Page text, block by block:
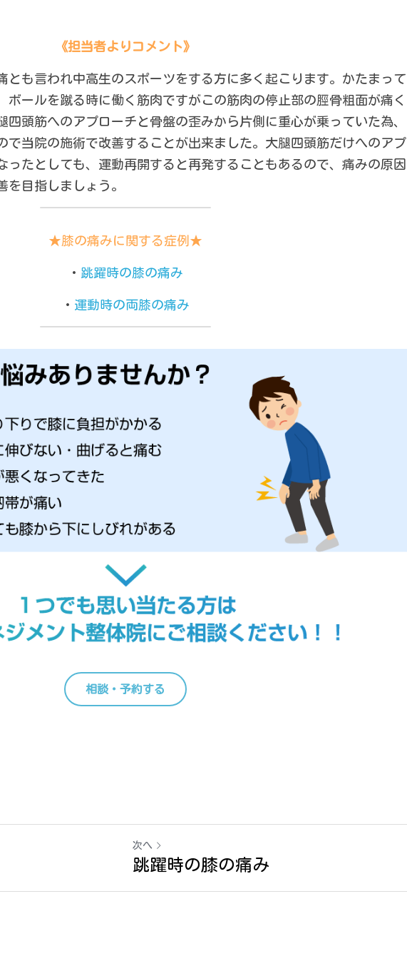
《担当者よりコメント》
とも言われ中高生のスポーツをする方に多く起こります。かたまって
ボールを蹴る時に働く筋肉ですがこの筋肉の停止部の脛骨粗面が痛く
四頭筋へのアプローチと骨盤の歪みから片側に重心が乗っていた為、
で当院の施術で改善することが出来ました。大腿四頭筋だけへのアプ
ったとしても、運動再開すると再発することもあるので、痛みの原因
を目指しましょう。
★膝の痛みに関する症例★
・ 跳躍時の膝の痛み
・ 運動時の両膝の痛み
相談・予約する
次へ
跳躍時の膝の痛み